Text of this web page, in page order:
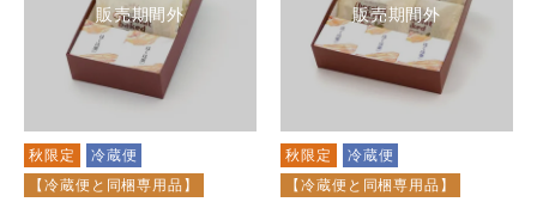
販売期間外
秋限定
冷蔵便
【冷蔵便と同梱専用品】
販売期間外
秋限定
冷蔵便
【冷蔵便と同梱専用品】